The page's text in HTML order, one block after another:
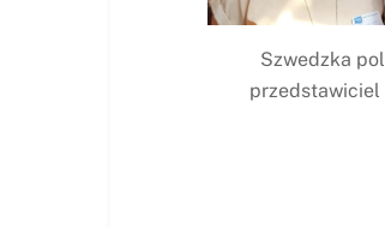
Szwedzka
przedstawiciel